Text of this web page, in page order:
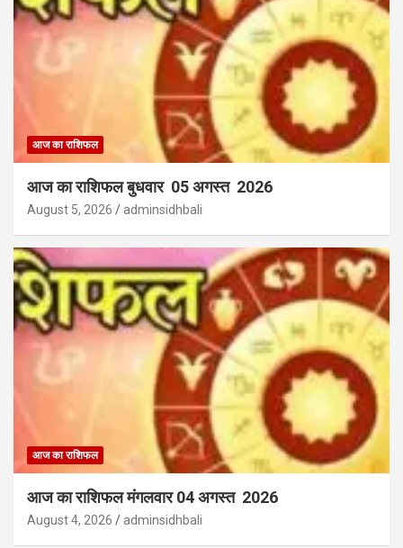
आज का राशिफल
आज का राशिफल बुधवार 05 अगस्त 2026
August 5, 2026 adminsidhbali
आज का राशिफल
आज का राशिफल मंगलवार 04 अगस्त 2026
August 4, 2026 adminsidhbali